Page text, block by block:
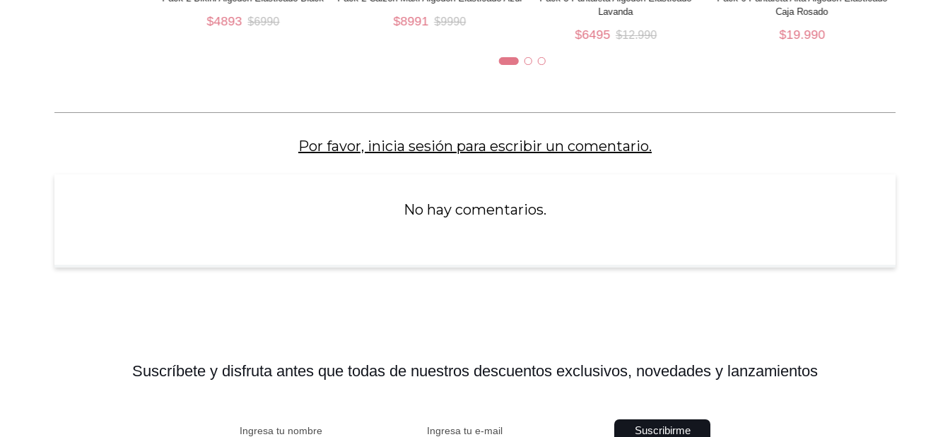
$6990
$4893 $9990
$8991
Lavanda
$12.990
$6495
Caja Rosado
$19.990
Por favor, inicia sesión para escribir un comentario.
No hay comentarios.
Suscríbete y disfruta antes que todas de nuestros descuentos exclusivos, novedades y lanzamientos
Suscribirme